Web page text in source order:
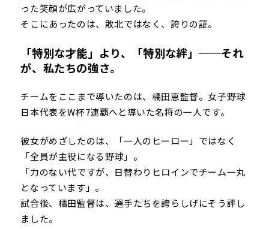
った笑顔が広がっていました。
そこにあったのは、敗北ではなく、誇りの証。
「特別な才能」より、「特別な絆」──それ
が、私たちの強さ。
チームをここまで導いたのは、橘田恵監督。女子野球
日本代表をW杯7連覇へと導いた名将の一人です。
彼女がめざしたのは、「一人のヒーロー」ではなく
「全員が主役になる野球」。
「力のない代ですが、日替わりヒロインでチーム一丸
となっています」。
試合後、橘田監督は、選手たちを誇らしげにそう評し
ました。